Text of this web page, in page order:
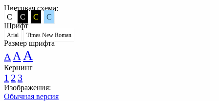
Цветовая схема:
C
C C
C
Шрифт
Arial Times New Roman
Размер шрифта
A A A
Кернинг
1 2 3
Изображения:
Обычная версия